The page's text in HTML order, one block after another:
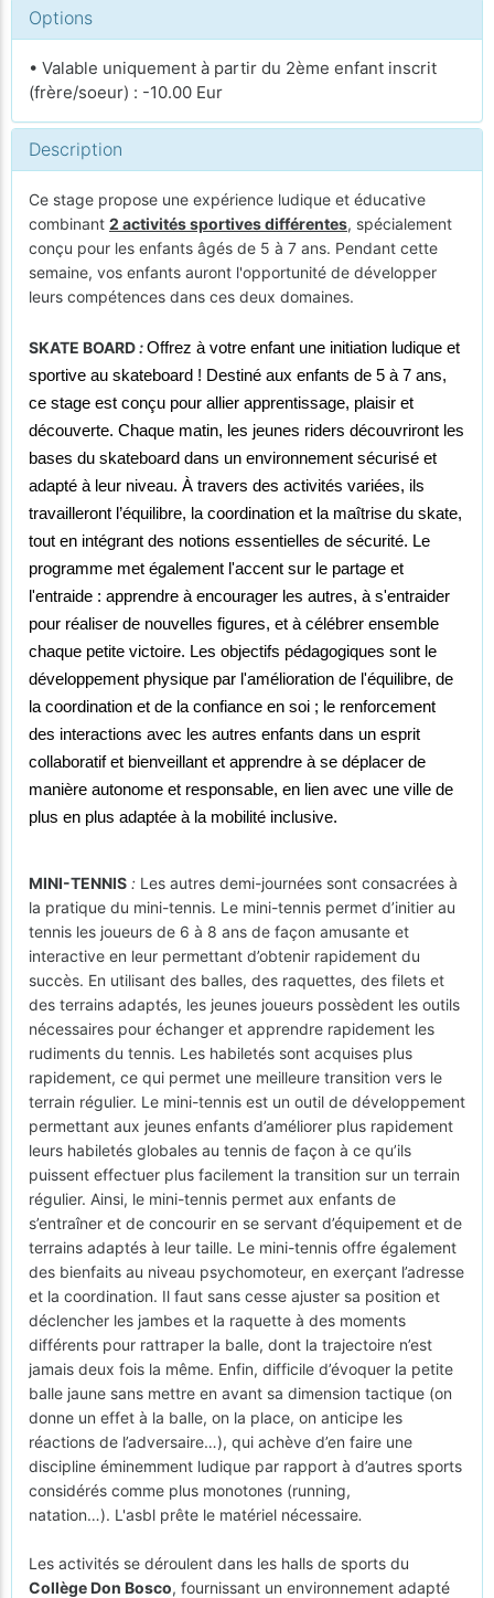
Options
• Valable uniquement à partir du 2ème enfant inscrit
(frère/soeur) : -10.00 Eur
Description
Ce stage propose une expérience ludique et éducative
combinant 2 activités sportives différentes, spécialement
conçu pour les enfants âgés de 5 à 7 ans. Pendant cette
semaine, vos enfants auront l'opportunité de développer
leurs compétences dans ces deux domaines.
SKATE BOARD:Offrez à votre enfant une initiation ludique et
sportive au skateboard ! Destiné aux enfants de 5 à 7 ans,
ce stage est conçu pour allier apprentissage, plaisir et
découverte. Chaque matin, les jeunes riders découvriront les
bases du skateboard dans un environnement sécurisé et
adapté à leur niveau. À travers des activités variées, ils
travailleront l’équilibre, la coordination et la maîtrise du skate,
tout en intégrant des notions essentielles de sécurité. Le
programme met également l'accent sur le partage et
l'entraide : apprendre à encourager les autres, à s'entraider
pour réaliser de nouvelles figures, et à célébrer ensemble
chaque petite victoire. Les objectifs pédagogiques sont le
développement physique par l'amélioration de l'équilibre, de
la coordination et de la confiance en soi ; le renforcement
des interactions avec les autres enfants dans un esprit
collaboratif et bienveillant et apprendre à se déplacer de
manière autonome et responsable, en lien avec une ville de
plus en plus adaptée à la mobilité inclusive.
MINI-TENNIS : Les autres demi-journées sont consacrées à
la pratique du mini-tennis. Le mini-tennis permet d’initier au
tennis les joueurs de 6 à 8 ans de façon amusante et
interactive en leur permettant d’obtenir rapidement du
succès. En utilisant des balles, des raquettes, des filets et
des terrains adaptés, les jeunes joueurs possèdent les outils
nécessaires pour échanger et apprendre rapidement les
rudiments du tennis. Les habiletés sont acquises plus
rapidement, ce qui permet une meilleure transition vers le
terrain régulier. Le mini-tennis est un outil de développement
permettant aux jeunes enfants d’améliorer plus rapidement
leurs habiletés globales au tennis de façon à ce qu’ils
puissent effectuer plus facilement la transition sur un terrain
régulier. Ainsi, le mini-tennis permet aux enfants de
s’entraîner et de concourir en se servant d’équipement et de
terrains adaptés à leur taille. Le mini-tennis offre également
des bienfaits au niveau psychomoteur, en exerçant l’adresse
et la coordination. Il faut sans cesse ajuster sa position et
déclencher les jambes et la raquette à des moments
différents pour rattraper la balle, dont la trajectoire n’est
jamais deux fois la même. Enfin, difficile d’évoquer la petite
balle jaune sans mettre en avant sa dimension tactique (on
donne un effet à la balle, on la place, on anticipe les
réactions de l’adversaire…), qui achève d’en faire une
discipline éminemment ludique par rapport à d’autres sports
considérés comme plus monotones (running,
natation…). L'asbl prête le matériel nécessaire.
Les activités se déroulent dans les halls de sports du
Collège Don Bosco, fournissant un environnement adapté